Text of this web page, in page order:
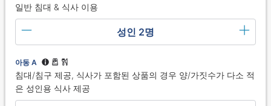
일반 침대 & 식사 이용
성인 2명
아동 A
침대/침구 제공, 식사가 포함된 상품의 경우 양/가짓수가 다소 적
은 성인용 식사 제공